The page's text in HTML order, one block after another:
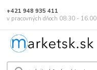
+421 948 935 411
v pracovných dňoch 08.30 - 16.00